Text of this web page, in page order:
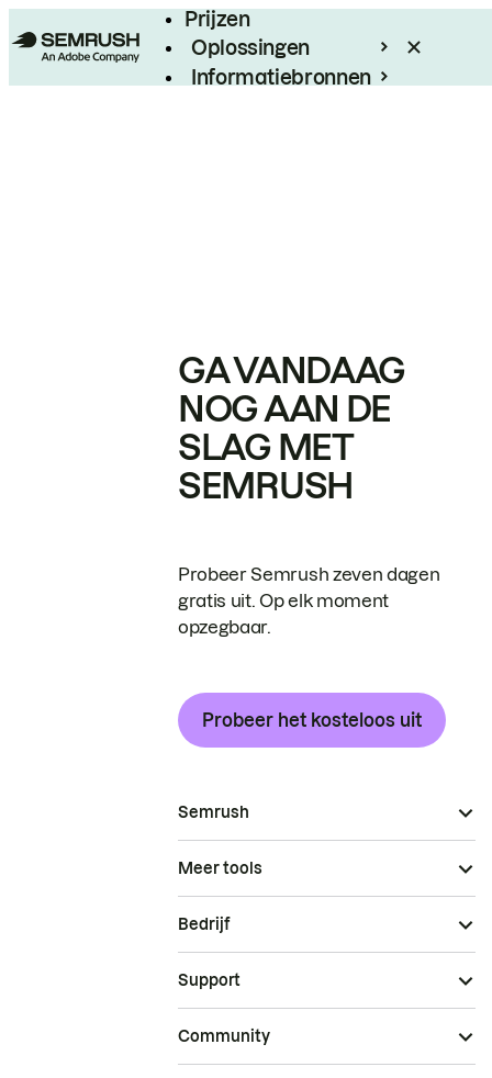
Prijzen
Oplossingen
Informatiebronnen
GA VANDAAG
NOG AAN DE
SLAG MET
SEMRUSH
Probeer Semrush zeven dagen
gratis uit. Op elk moment
opzegbaar.
Probeer het kosteloos uit
Semrush
Meer tools
Bedrijf
Support
Community